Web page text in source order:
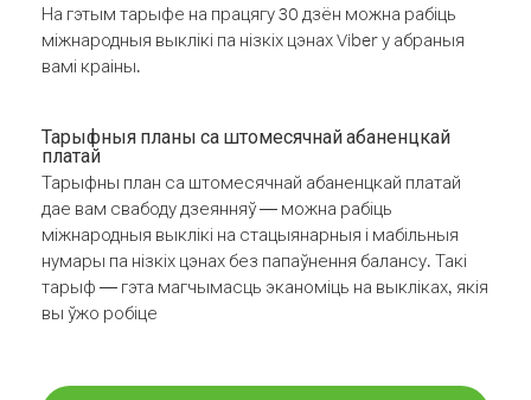
На гэтым тарыфе на працягу 30 дзён можна рабіць
міжнародныя выклікі па нізкіх цэнах Viber у абраныя
вамі краіны.
Тарыфныя планы са штомесячнай абаненцкай
платай
Тарыфны план са штомесячнай абаненцкай платай
дае вам свабоду дзеянняў — можна рабіць
міжнародныя выклікі на стацыянарныя і мабільныя
нумары па нізкіх цэнах без папаўнення балансу. Такі
тарыф — гэта магчымасць эканоміць на выкліках, якія
вы ўжо робіце